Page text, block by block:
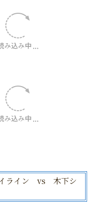
ライン vs 木下シ